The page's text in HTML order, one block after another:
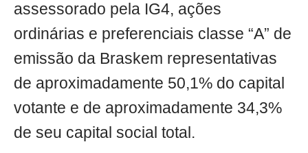
assessorado pela IG4, ações
ordinárias e preferenciais classe “A” de
emissão da Braskem representativas
de aproximadamente 50,1% do capital
votante e de aproximadamente 34,3%
de seu capital social total.